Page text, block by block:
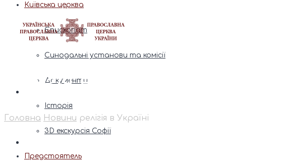
Київська церква
Єпископат
Синодальні установи та комісії
Документи
Історія
3D екскурсія Софії
Предстоятель
релігія в Україні
Головна Новини релігія в Україні